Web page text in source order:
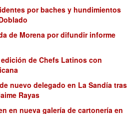
por baches y hundimientos
de Morena por difundir informe
de Chefs Latinos con
nuevo delegado en La Sandía tras
Rayas
en nueva galería de cartonería en